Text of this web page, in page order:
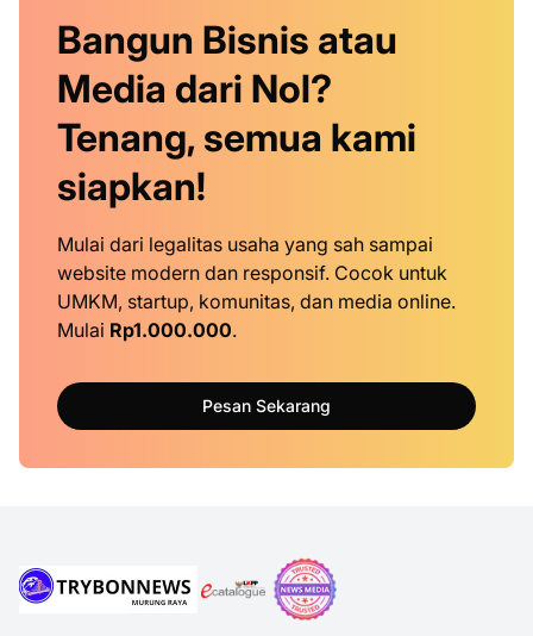
Bangun Bisnis atau
Media dari Nol?
Tenang, semua kami
siapkan!
Mulai dari legalitas usaha yang sah sampai
website modern dan responsif. Cocok untuk
UMKM, startup, komunitas, dan media online.
Mulai Rp1.000.000.
Pesan Sekarang